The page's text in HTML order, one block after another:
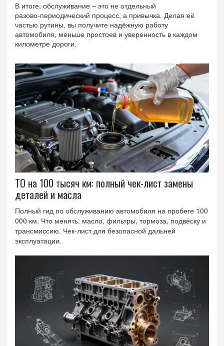
В итоге, обслуживание – это не отдельный
разово‑периодический процесс, а привычка. Делая её
частью рутины, вы получите надёжную работу
автомобиля, меньше простоев и уверенность в каждом
километре дороги.
ТО на 100 тысяч км: полный чек-лист замены
деталей и масла
Полный гид по обслуживанию автомобиля на пробеге 100
000 км. Что менять: масло, фильтры, тормоза, подвеску и
трансмиссию. Чек-лист для безопасной дальней
эксплуатации.